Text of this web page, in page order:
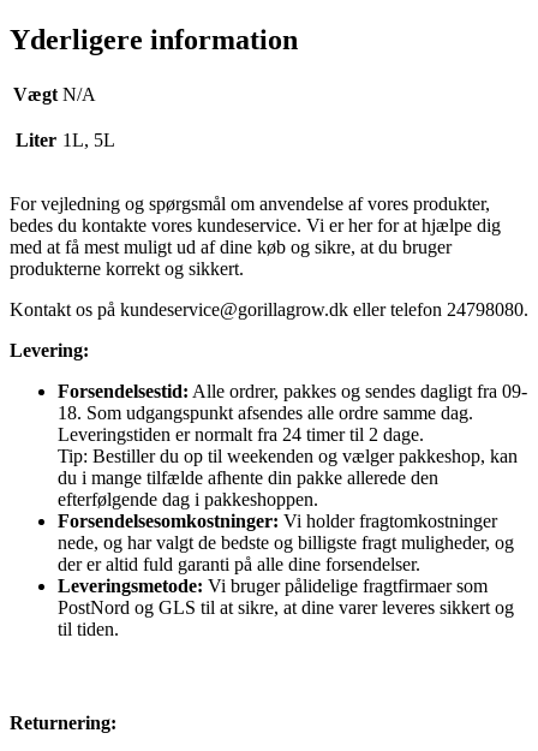
Yderligere information
Vægt N/A
Liter 1L, 5L
For vejledning og spørgsmål om anvendelse af vores produkter,
bedes du kontakte vores kundeservice. Vi er her for at hjælpe dig
med at få mest muligt ud af dine køb og sikre, at du bruger
produkterne korrekt og sikkert.
Kontakt os på kundeservice@gorillagrow.dk eller telefon 24798080.
Levering:
Forsendelsestid: Alle ordrer, pakkes og sendes dagligt fra 09-
18. Som udgangspunkt afsendes alle ordre samme dag.
Leveringstiden er normalt fra 24 timer til 2 dage.
Tip: Bestiller du op til weekenden og vælger pakkeshop, kan
du i mange tilfælde afhente din pakke allerede den
efterfølgende dag i pakkeshoppen.
Forsendelsesomkostninger: Vi holder fragtomkostninger
nede, og har valgt de bedste og billigste fragt muligheder, og
der er altid fuld garanti på alle dine forsendelser.
Leveringsmetode: Vi bruger pålidelige fragtfirmaer som
PostNord og GLS til at sikre, at dine varer leveres sikkert og
til tiden.
Returnering: